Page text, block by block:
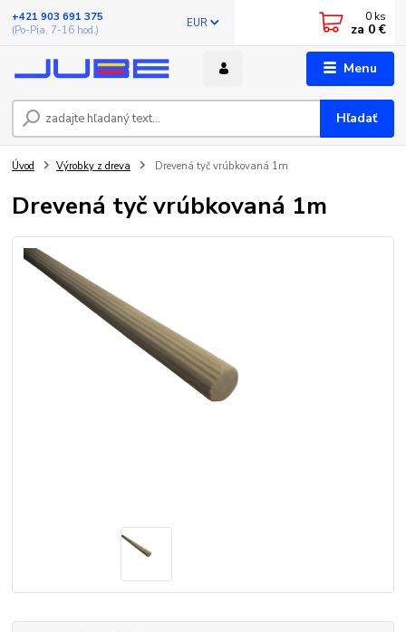
Menu
EUR
Hľadať
+421 903 691 375
(Po-Pia, 7-16 hod.)
0 ks
za 0 €
Úvod Výrobky z dreva Drevená tyč vrúbkovaná 1m
Drevená tyč vrúbkovaná 1m